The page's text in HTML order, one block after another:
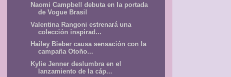
Naomi Campbell debuta en la portada
de Vogue Brasil
Valentina Rangoni estrenará una
colección inspirad...
Hailey Bieber causa sensación con la
campaña Otoño...
Kylie Jenner deslumbra en el
lanzamiento de la cáp...